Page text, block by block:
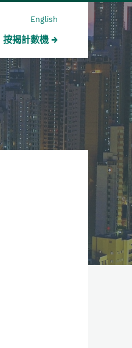
English
按揭計數機